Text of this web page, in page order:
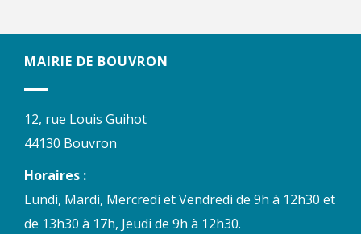
MAIRIE DE BOUVRON
12, rue Louis Guihot
44130 Bouvron
Horaires :
Lundi, Mardi, Mercredi et Vendredi de 9h à 12h30 et
de 13h30 à 17h, Jeudi de 9h à 12h30.